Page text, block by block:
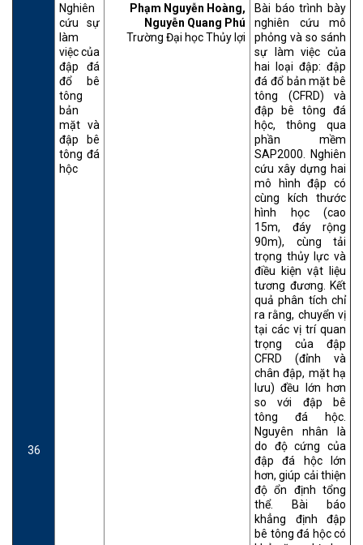
36
Nghiên
cứu sự
làm
việc của
đập đá
đổ bê
tông
bản
mặt và
đập bê
tông đá
hộc
Phạm Nguyễn Hoàng,
Nguyễn Quang Phú
Trường Đại học Thủy lợi
Bài báo trình bày
nghiên cứu mô
phỏng và so sánh
sự làm việc của
hai loại đập: đập
đá đổ bản mặt bê
tông (CFRD) và
đập bê tông đá
hộc, thông qua
phần mềm
SAP2000. Nghiên
cứu xây dựng hai
mô hình đập có
cùng kích thước
hình học (cao
15m, đáy rộng
90m), cùng tải
trọng thủy lực và
điều kiện vật liệu
tương đương. Kết
quả phân tích chỉ
ra rằng, chuyển vị
tại các vị trí quan
trọng của đập
CFRD (đỉnh và
chân đập, mặt hạ
lưu) đều lớn hơn
so với đập bê
tông đá hộc.
Nguyên nhân là
do độ cứng của
đập đá hộc lớn
hơn, giúp cải thiện
độ ổn định tổng
thể. Bài báo
khẳng định đập
bê tông đá hộc có